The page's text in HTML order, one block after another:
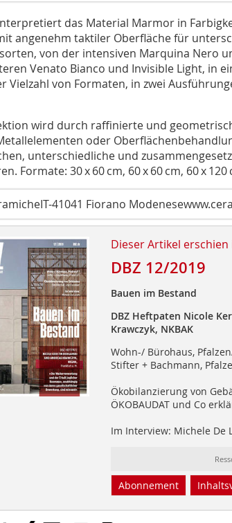
das Material Marmor in
angenehm taktiler Oberfläche für
von der intensiven Marquina Nero
Venato Bianco und Invisible Light, in
Vielzahl von Formaten, in zwei
wird durch raffinierte und
oder
unterschiedliche und
Formate: 30 x 60 cm, 60 x 60 cm, 60 x 120
41041 Fiorano
Dieser Artikel erschien
DBZ 12/2019
Bauen im Bestand
DBZ Heftpaten Nicole
Krawczyk, NKBAK
Wohn-/ Bürohaus,
Stifter + Bachmann,
Ökobilanzierung von
ÖKOBAUDAT und Co
Im Interview: Michele De
Abonnement